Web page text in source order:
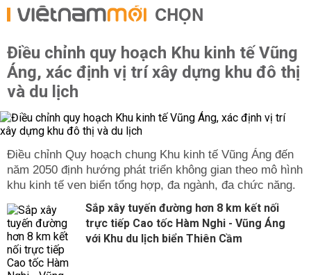
CHỌN
Điều chỉnh quy hoạch Khu kinh tế Vũng
Áng, xác định vị trí xây dựng khu đô thị
và du lịch
Điều chỉnh Quy hoạch chung Khu kinh tế Vũng Áng đến
năm 2050 định hướng phát triển không gian theo mô hình
khu kinh tế ven biển tổng hợp, đa ngành, đa chức năng.
Sắp xây tuyến đường hơn 8 km kết nối
trực tiếp Cao tốc Hàm Nghi - Vũng Áng
với Khu du lịch biển Thiên Cầm